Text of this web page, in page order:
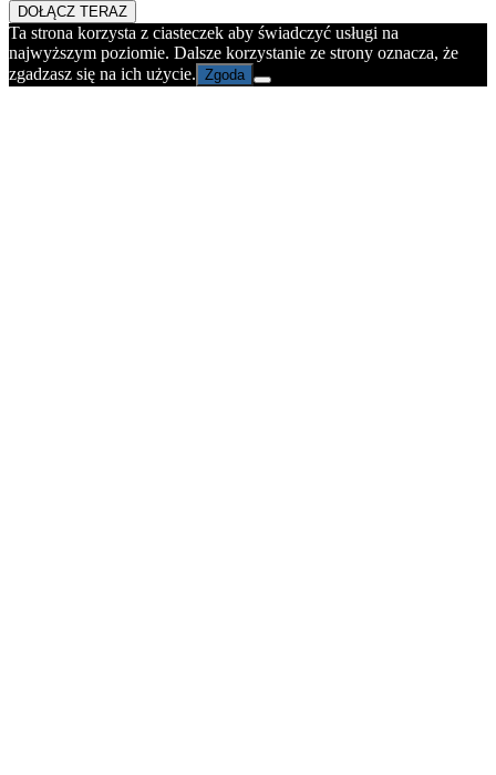
DOŁĄCZ TERAZ
Ta strona korzysta z ciasteczek aby świadczyć usługi na
najwyższym poziomie. Dalsze korzystanie ze strony oznacza, że
zgadzasz się na ich użycie. Zgoda